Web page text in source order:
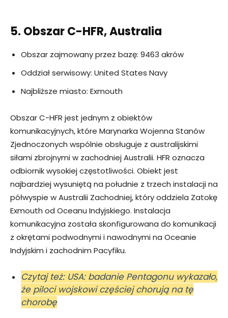
5. Obszar C-HFR, Australia
Obszar zajmowany przez bazę: 9463 akrów
Oddział serwisowy: United States Navy
Najbliższe miasto: Exmouth
Obszar C-HFR jest jednym z obiektów
komunikacyjnych, które Marynarka Wojenna Stanów
Zjednoczonych wspólnie obsługuje z australijskimi
siłami zbrojnymi w zachodniej Australii. HFR oznacza
odbiornik wysokiej częstotliwości. Obiekt jest
najbardziej wysuniętą na południe z trzech instalacji na
półwyspie w Australii Zachodniej, który oddziela Zatokę
Exmouth od Oceanu Indyjskiego. Instalacja
komunikacyjna została skonfigurowana do komunikacji
z okrętami podwodnymi i nawodnymi na Oceanie
Indyjskim i zachodnim Pacyfiku.
Czytaj też: USA: badanie Pentagonu wykazało,
że piloci wojskowi częściej chorują na tę
chorobę